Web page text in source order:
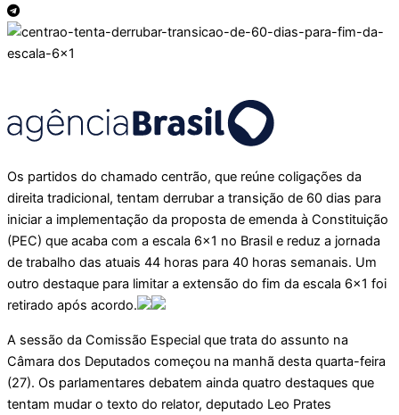
Os partidos do chamado centrão, que reúne coligações da
direita tradicional, tentam derrubar a transição de 60 dias para
iniciar a implementação da proposta de emenda à Constituição
(PEC) que acaba com a escala 6×1 no Brasil e reduz a jornada
de trabalho das atuais 44 horas para 40 horas semanais. Um
outro destaque para limitar a extensão do fim da escala 6×1 foi
retirado após acordo.
A sessão da Comissão Especial que trata do assunto na
Câmara dos Deputados começou na manhã desta quarta-feira
(27). Os parlamentares debatem ainda quatro destaques que
tentam mudar o texto do relator, deputado Leo Prates